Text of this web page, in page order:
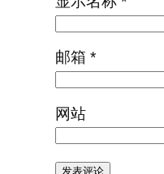
邮箱 *
网站